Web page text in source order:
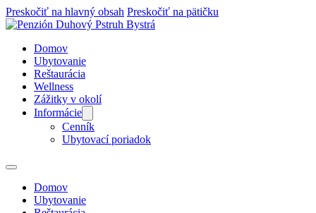
Preskočiť na hlavný obsah Preskočiť na pätičku
Domov
Ubytovanie
Reštaurácia
Wellness
Zážitky v okolí
Informácie
Cenník
Ubytovací poriadok
Domov
Ubytovanie